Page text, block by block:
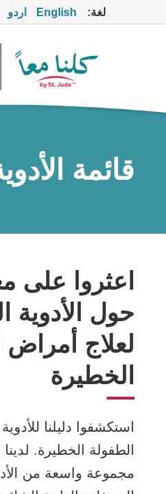
لغة: English اردو
قائمة
اعثروا على
حول الأدوية
لعلاج أمراض
الخطيرة
استكشفوا دليلنا
الطفولة الخطيرة.
مجموعة واسعة من